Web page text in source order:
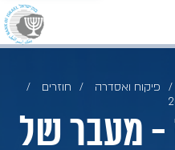
פיקוח ואסדרה
חוזרים
מעבר של